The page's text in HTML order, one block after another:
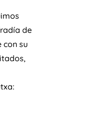
de
con su